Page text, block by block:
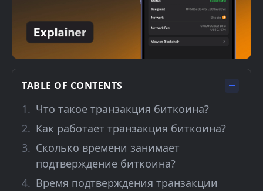
TABLE OF CONTENTS
Что такое транзакция биткоина?
Как работает транзакция биткоина?
Сколько времени занимает
подтверждение биткоина?
Время подтверждения транзакции